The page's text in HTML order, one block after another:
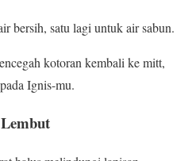
bersih, satu lagi untuk air sabun.
kotoran kembali ke mitt,
Ignis-mu.